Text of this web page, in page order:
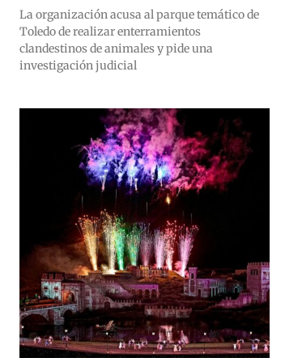
La organización acusa al parque temático de
Toledo de realizar enterramientos
clandestinos de animales y pide una
investigación judicial